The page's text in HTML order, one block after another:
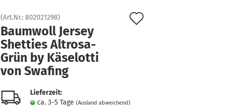
(Art.Nr.: 802021298)
Baumwoll Jersey
Shetties Altrosa-
Grün by Käselotti
von Swafing
Lieferzeit:
ca. 3-5 Tage (Ausland abweichend)